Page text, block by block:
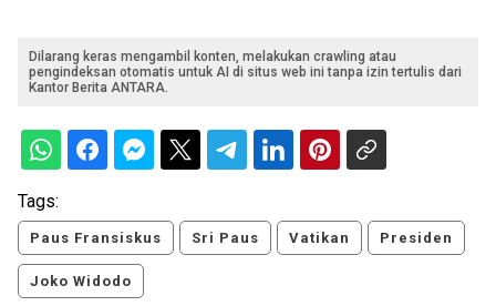
Dilarang keras mengambil konten, melakukan crawling atau
pengindeksan otomatis untuk AI di situs web ini tanpa izin tertulis dari
Kantor Berita ANTARA.
Tags:
Paus Fransiskus Sri Paus Vatikan Presiden
Joko Widodo